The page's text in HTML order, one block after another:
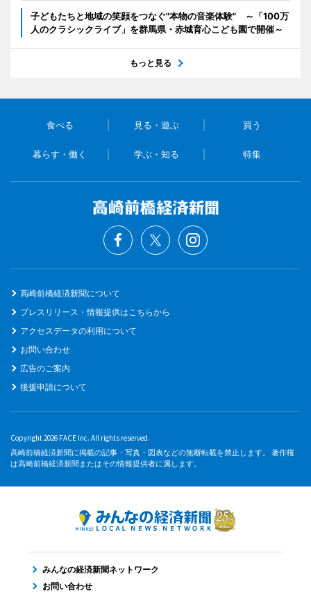
子どもたちと地域の笑顔をつなぐ"本物の音楽体験" ～「100万
人のクラシックライブ」を群馬県・赤城育心こども園で開催～
もっと見る
食べる 見る・遊ぶ 買う
暮らす・働く 学ぶ・知る 特集
高崎前橋経済新聞について
プレスリリース・情報提供はこちらから
アクセスデータの利用について
お問い合わせ
広告のご案内
後援申請について
Copyright 2026 FACE Inc. All rights reserved.
高崎前橋経済新聞に掲載の記事・写真・図表などの無断転載を禁止します。 著作権
は高崎前橋経済新聞またはその情報提供者に属します。
みんなの経済新聞ネットワーク
お問い合わせ